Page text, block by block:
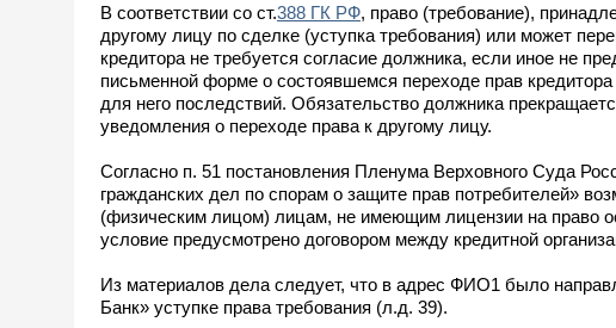
В соответствии со ст.388 ГК РФ, право (требование),
другому лицу по сделке (уступка требования) или может
кредитора не требуется согласие должника, если иное не
письменной форме о состоявшемся переходе прав
для него последствий. Обязательство должника
уведомления о переходе права к другому лицу.
Согласно п. 51 постановления Пленума Верховного Суда
гражданских дел по спорам о защите прав потребителей»
(физическим лицом) лицам, не имеющим лицензии на право
условие предусмотрено договором между кредитной
Из материалов дела следует, что в адрес ФИО1 было
Банк» уступке права требования (л.д. 39).